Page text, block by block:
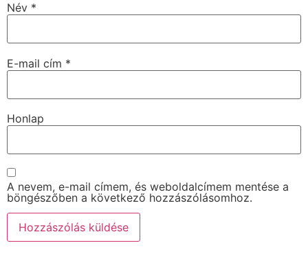
Név *
E-mail cím *
Honlap
A nevem, e-mail címem, és weboldalcímem mentése a
böngészőben a következő hozzászólásomhoz.